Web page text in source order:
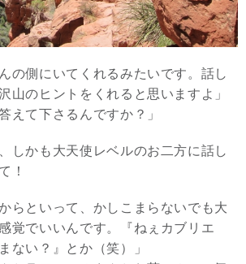
の側にいてくれるみたいです。話し
山のヒントをくれると思いますよ」
えて下さるんですか？」
しかも大天使レベルのお二方に話し
！
らといって、かしこまらないでも大
覚でいいんです。『ねぇカブリエ
ない？』とか（笑）」